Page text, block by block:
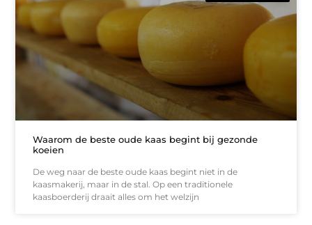
Waarom de beste oude kaas begint bij gezonde
koeien
De weg naar de beste oude kaas begint niet in de
kaasmakerij, maar in de stal. Op een traditionele
kaasboerderij draait alles om het welzijn